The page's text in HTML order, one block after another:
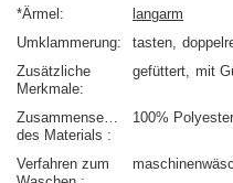
*Ärmel
langarm
Umklammerung
tasten
Zusätzliche
Merkmale
gefüttert mit
Zusammensetzung
des Materials
100% Polyester
Verfahren zum